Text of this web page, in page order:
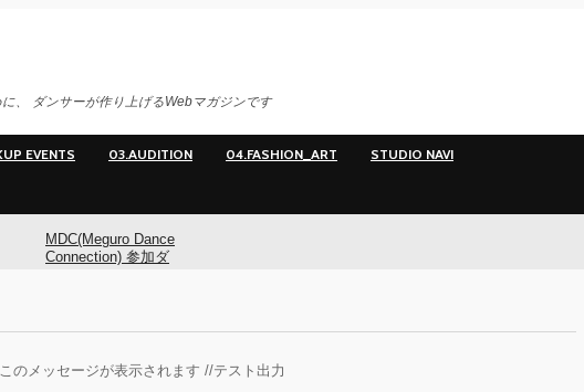
、 ダンサーが作り上げるWebマガジンです
EVENTS 03.AUDITION 04.FASHION_ART STUDIO NAVI
MDC(Meguro Dance
Connection) 参加ダ
MDC(Meguro Dance
のメッセージが表示されます //テスト出力